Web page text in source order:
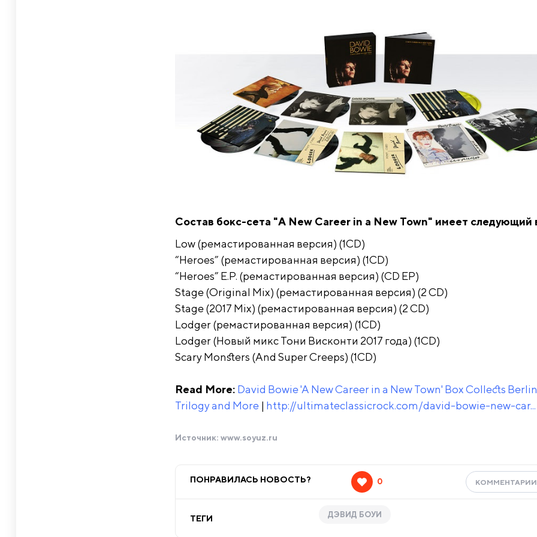
Состав бокс-сета "A New Career in a New Town" имеет следующий
Low (ремастированная версия) (1CD)
“Heroes” (ремастированная версия) (1CD)
“Heroes” E.P. (ремастированная версия) (CD EP)
Stage (Original Mix) (ремастированная версия) (2 CD)
Stage (2017 Mix) (ремастированная версия) (2 CD)
Lodger (ремастированная версия) (1CD)
Lodger (Новый микс Тони Висконти 2017 года) (1CD)
Scary Monsters (And Super Creeps) (1CD)
Read More: David Bowie 'A New Career in a New Town' Box Collects Berlin
Trilogy and More | http://ultimateclassicrock.com/david-bowie-new-car...
Источник: www.soyuz.ru
ПОНРАВИЛАСЬ НОВОСТЬ? 0
ТЕГИ ДЭВИД БОУИ